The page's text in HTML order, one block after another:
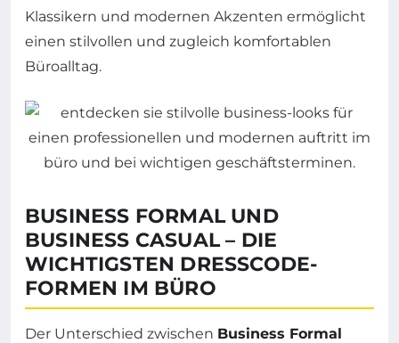
Klassikern und modernen Akzenten ermöglicht
einen stilvollen und zugleich komfortablen
Büroalltag.
BUSINESS FORMAL UND
BUSINESS CASUAL – DIE
WICHTIGSTEN DRESSCODE-
FORMEN IM BÜRO
Der Unterschied zwischen Business Formal